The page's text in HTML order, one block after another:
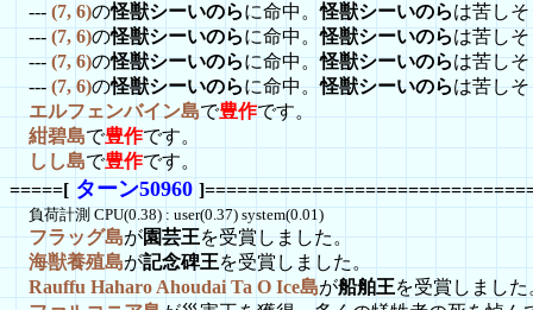
--- (7, 6)の怪獣シーいのらに命中。怪獣シーいのらは苦し
--- (7, 6)の怪獣シーいのらに命中。怪獣シーいのらは苦し
---(7, 6)の怪獣シーいのらに命中。怪獣シーいのらは苦し
---(7, 6)の怪獣シーいのらに命中。怪獣シーいのらは苦し
エルフェンバイン島で豊作です。
紺碧島で豊作です。
しし島で豊作です。
=====[ ターン50960
負荷計測 CPU(0.38) : user(0.37) system(0.01)
フラッグ島が園芸王を受賞しました。
海獣養殖島が記念碑王を受賞しました。
Rauffu Haharo Ahoudai Ta O Ice島が船舶王を受賞しました